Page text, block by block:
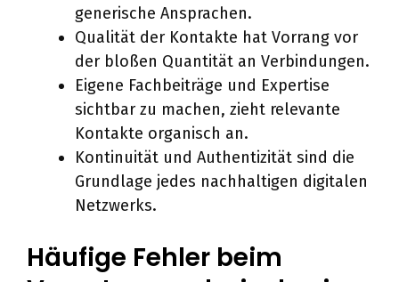
generische Ansprachen.
Qualität der Kontakte hat Vorrang vor
der bloßen Quantität an Verbindungen.
Eigene Fachbeiträge und Expertise
sichtbar zu machen, zieht relevante
Kontakte organisch an.
Kontinuität und Authentizität sind die
Grundlage jedes nachhaltigen digitalen
Netzwerks.
Häufige Fehler beim